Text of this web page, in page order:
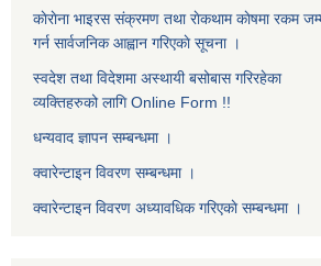
काेराेना भाइरस संक्रमण तथा राेकथाम काेषमा रकम
गर्न सार्वजनिक आह्वान गरिएकाे सूचना ।
स्वदेश तथा विदेशमा अस्थायी बसोबास गरिरहेका
व्यक्तिहरुको लागि Online Form !!
धन्यवाद ज्ञापन सम्बन्धमा ।
क्वारेन्टाइन विवरण सम्बन्धमा ।
क्वारेन्टाइन विवरण अध्यावधिक गरिएकाे सम्बन्धमा ।